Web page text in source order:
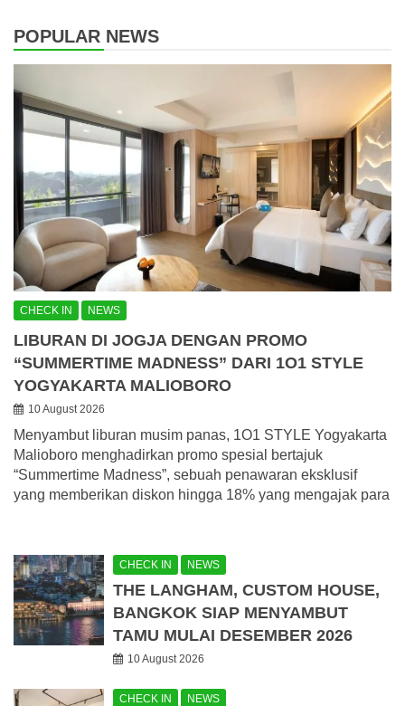
POPULAR NEWS
CHECK IN NEWS
LIBURAN DI JOGJA DENGAN PROMO
“SUMMERTIME MADNESS” DARI 1O1 STYLE
YOGYAKARTA MALIOBORO
10 August 2026
Menyambut liburan musim panas, 1O1 STYLE Yogyakarta
Malioboro menghadirkan promo spesial bertajuk
“Summertime Madness”, sebuah penawaran eksklusif
yang memberikan diskon hingga 18% yang mengajak para
CHECK IN NEWS
THE LANGHAM, CUSTOM HOUSE,
BANGKOK SIAP MENYAMBUT
TAMU MULAI DESEMBER 2026
10 August 2026
CHECK IN NEWS